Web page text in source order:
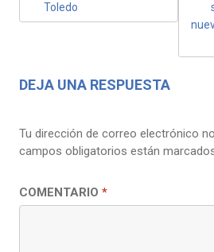
ENTRADAS
Toledo
DEJA UNA RESPUESTA
Tu dirección de correo electrónico
campos obligatorios están
COMENTARIO *